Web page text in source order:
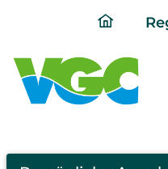
ding
page
Registration